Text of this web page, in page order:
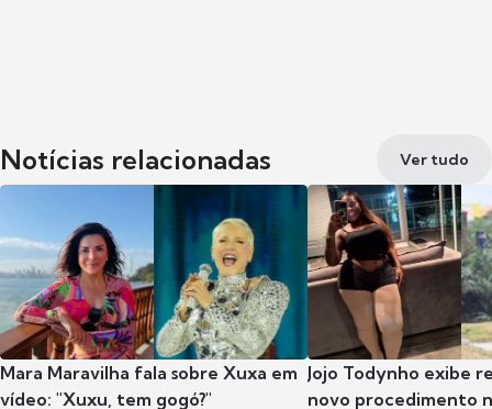
Notícias relacionadas Ver tudo
Mara Maravilha fala sobre Xuxa em
vídeo: "Xuxu, tem gogó?"
Jojo Todynho exibe
novo procedimento